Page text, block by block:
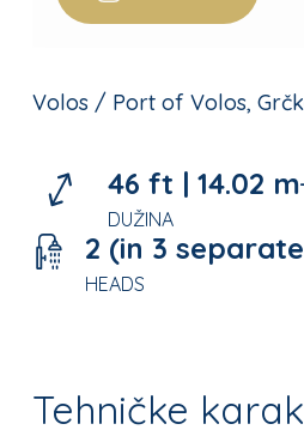
Volos / Port of Volos,
46 ft | 14.02 m
DUŽINA
2 (in 3
HEADS
Tehničke